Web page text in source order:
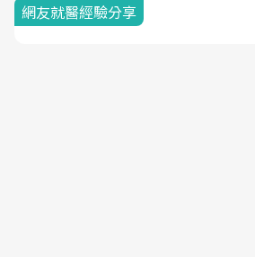
網友就醫經驗分享